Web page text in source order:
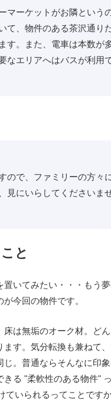
マーケットがお隣という
て、物件のある茶沢通り
す。また、電車は本数が
なエリアへはバスが利用
ので、ファミリーの方々
見にいらしてくださいませ
と
いてみたい・・・もう
今回の物件です。
は無垢のオーク材。ど
す。気分転換も兼ねて
。普通ならそんなに印
る "柔軟性のある物件"
いられるってことですか